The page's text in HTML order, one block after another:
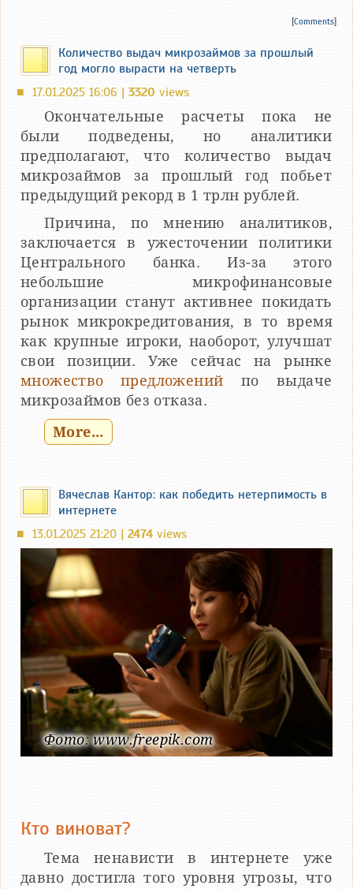
[Comments]
Количество выдач микрозаймов за прошлый
год могло вырасти на четверть
■ 17.01.2025 16:06 | 3320 views
Окончательные расчеты пока не
были подведены, но аналитики
предполагают, что количество выдач
микрозаймов за прошлый год побьет
предыдущий рекорд в 1 трлн рублей.
Причина, по мнению аналитиков,
заключается в ужесточении политики
Центрального банка. Из-за этого
небольшие микрофинансовые
организации станут активнее покидать
рынок микрокредитования, в то время
как крупные игроки, наоборот, улучшат
свои позиции. Уже сейчас на рынке
множество предложений по выдаче
микрозаймов без отказа.
More...
Вячеслав Кантор: как победить нетерпимость в
интернете
■ 13.01.2025 21:20 | 2474 views
Фото: www.freepik.com
Кто виноват?
Тема ненависти в интернете уже
давно достигла того уровня угрозы, что